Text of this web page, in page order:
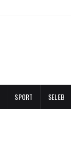
SPORT SELEB